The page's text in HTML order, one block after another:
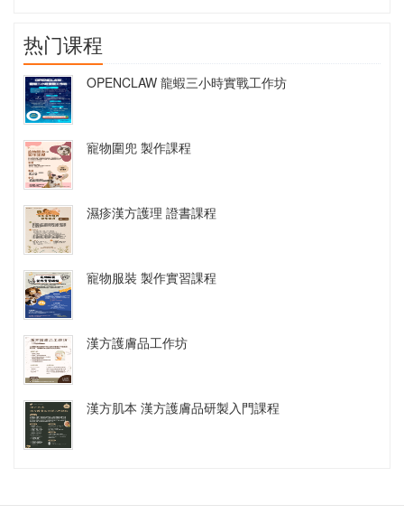
热门课程
OPENCLAW 龍蝦三小時實戰工作坊
寵物圍兜 製作課程
濕疹漢方護理 證書課程
寵物服裝 製作實習課程
漢方護膚品工作坊
漢方肌本 漢方護膚品研製入門課程